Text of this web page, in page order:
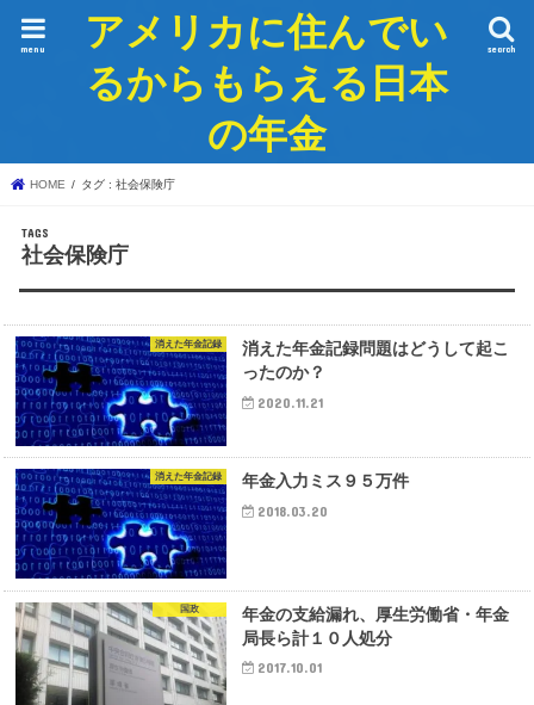
アメリカに住んでい
るからもらえる日本
の年金
search
menu
HOME タグ : 社会保険庁
社会保険庁
消えた年金記録
消えた年金記録問題はどうして起こ
ったのか？
2020.11.21
消えた年金記録 年金入力ミス９５万件
2018.03.20
国政
年金の支給漏れ、厚生労働省・年金
局長ら計１０人処分
2017.10.01